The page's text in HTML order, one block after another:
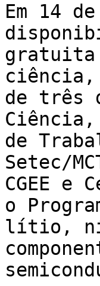
Em 14
gratuita
ciência,
de três
de
Setec/
CGEE e
o
lítio,